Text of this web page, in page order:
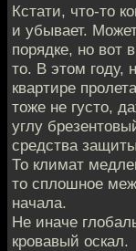
Кстати, что-то
и убывает.
порядке, но вот
то. В этом году,
квартире
тоже не густо,
углу
средства
То климат
то сплошное
начала.
Не иначе
кровавый оскал.